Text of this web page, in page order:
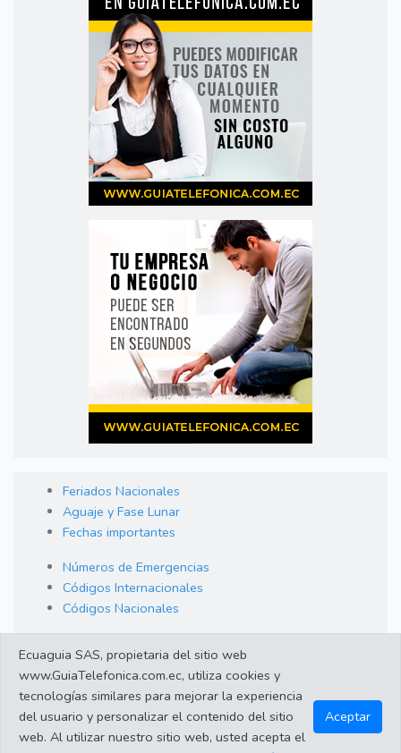
Feriados Nacionales
Aguaje y Fase Lunar
Fechas importantes
Números de Emergencias
Códigos Internacionales
Códigos Nacionales
Cambio de Divisas
Enlaces de interes
©2023 Guiatelefonica.com.ec una empresa 100% ecuatoriana.
Ecuaguia SAS, propietaria del sitio web
www.GuiaTelefonica.com.ec, utiliza cookies y
tecnologías similares para mejorar la experiencia
del usuario y personalizar el contenido del sitio
web. Al utilizar nuestro sitio web, usted acepta el
Aceptar